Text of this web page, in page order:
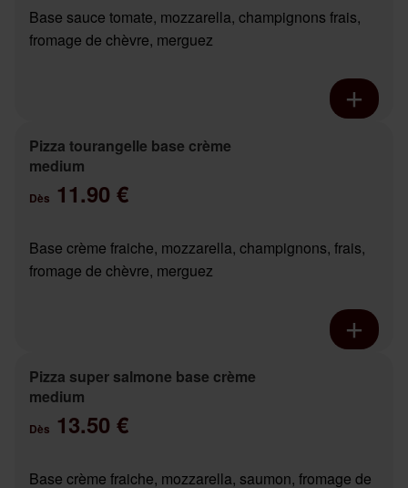
Base sauce tomate, mozzarella, champignons frais,
fromage de chèvre, merguez
Pizza tourangelle base crème
medium
Dès 11.90 €
Base crème fraiche, mozzarella, champignons, frais,
fromage de chèvre, merguez
Pizza super salmone base crème
medium
Dès 13.50 €
Base crème fraiche, mozzarella, saumon, fromage de